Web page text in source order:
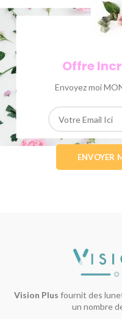
Offre
Envoyez moi
Vision Plus fournit des
un nombre